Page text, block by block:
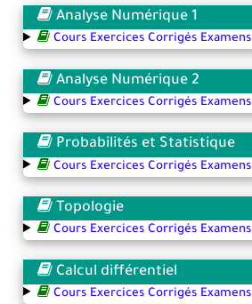
Analyse Numérique 1
Cours Exercices Corrigés Examens
Analyse Numérique 2
Cours Exercices Corrigés Examens
Probabilités et Statistique
Cours Exercices Corrigés Examens
Topologie
Cours Exercices Corrigés Examens
Calcul différentiel
Cours Exercices Corrigés Examens